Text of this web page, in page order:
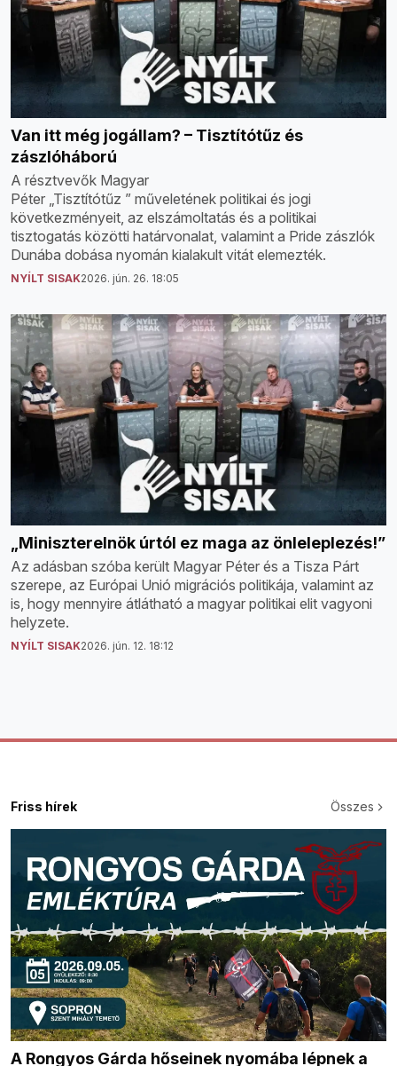
Van itt még jogállam? – Tisztítótűz és
zászlóháború
A résztvevők Magyar
Péter „Tisztítótűz ” műveletének politikai és jogi
következményeit, az elszámoltatás és a politikai
tisztogatás közötti határvonalat, valamint a Pride zászlók
Dunába dobása nyomán kialakult vitát elemezték.
NYÍLT SISAK2026. jún. 26. 18:05
„Miniszterelnök úrtól ez maga az önleleplezés!”
Az adásban szóba került Magyar Péter és a Tisza Párt
szerepe, az Európai Unió migrációs politikája, valamint az
is, hogy mennyire átlátható a magyar politikai elit vagyoni
helyzete.
NYÍLT SISAK2026. jún. 12. 18:12
Friss hírek Összes
A Rongyos Gárda hőseinek nyomába lépnek a